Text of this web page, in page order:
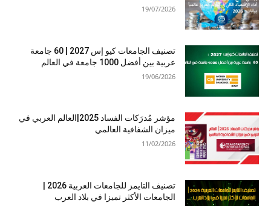
19/07/2026
تصنيف الجامعات كيو إس 2027 | 60 جامعة
عربية بين أفضل 1000 جامعة في العالم
19/06/2026
مؤشر مُدرَكات الفساد 2025|العالم العربي في
ميزان الشفافية العالمي
11/02/2026
الجامعات الأكثر تميزا في بلاد العرب